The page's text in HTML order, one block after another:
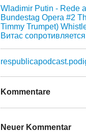
Wladimir Putin - Rede
Bundestag Opera #2
Timmy Trumpet)
Витас
Kommentare
Neuer Kommentar